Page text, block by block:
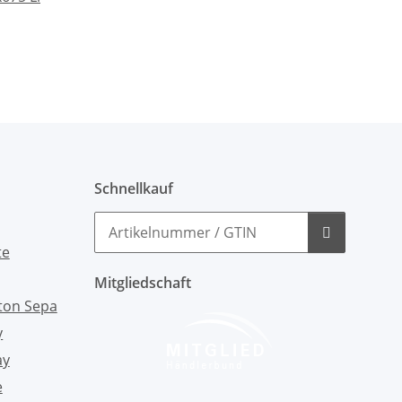
Schnellkauf
Mitgliedschaft